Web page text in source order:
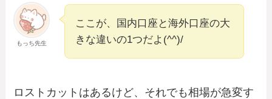
もっち先生
ここが、国内口座と海外口座の大
きな違いの1つだよ(^^)/
ロストカットはあるけど、それでも相場が急変す